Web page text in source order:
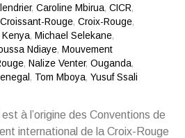
,Caroline Mbirua,CICR,
Croissant-Rouge,Croix-Rouge,
Kenya, Michael Selekane,
Ndiaye, Mouvement
, Nalize Venter,Ouganda,
, Tom Mboya,Yusuf Ssali
à l’origine des Conventions de
international de la Croix-Rouge